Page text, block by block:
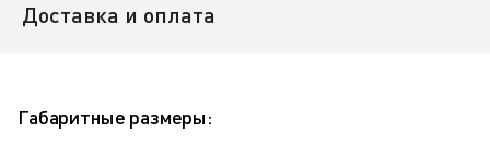
Доставка и оплата
Габаритные размеры: